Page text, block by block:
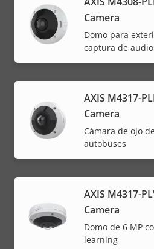
Camera
Domo para
captura de audio
AXIS M4317-
Camera
Cámara de ojo
autobuses
AXIS M4317-
Camera
Domo de 6 MP
learning